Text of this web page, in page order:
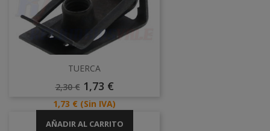
TUERCA
Precio
2,30 € Precio
1,73 €
Precio
1,73 € (Sin IVA)
AÑADIR AL CARRITO